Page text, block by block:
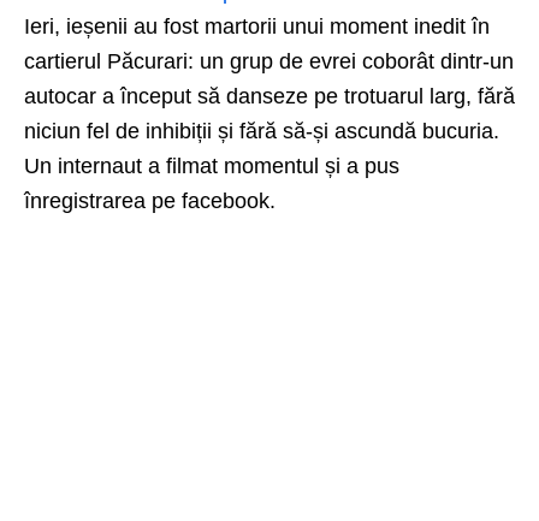
Ieri, ieșenii au fost martorii unui moment inedit în
cartierul Păcurari: un grup de evrei coborât dintr-un
autocar a început să danseze pe trotuarul larg, fără
niciun fel de inhibiții și fără să-și ascundă bucuria.
Un internaut a filmat momentul și a pus
înregistrarea pe facebook.